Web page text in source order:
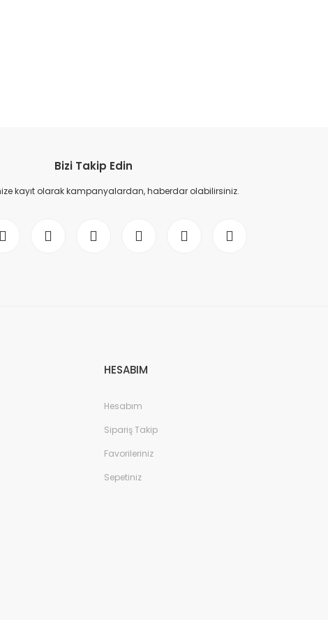
Bizi Takip Edin
kayıt olarak kampanyalardan, haberdar olabilirsiniz.
HESABIM
Hesabım
Sipariş Takip
Favorileriniz
Sepetiniz